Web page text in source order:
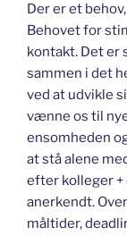
Der er et
Behovet for
kontakt. Det er
sammen i det
ved at udvikle
vænne os til
ensomheden
at stå alene
efter kolleger +
anerkendt.
måltider,